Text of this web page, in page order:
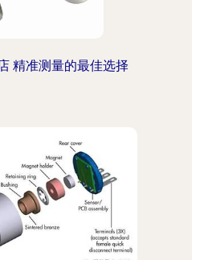
精准测量的最佳选择